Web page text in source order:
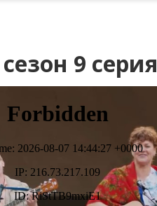
9 серия